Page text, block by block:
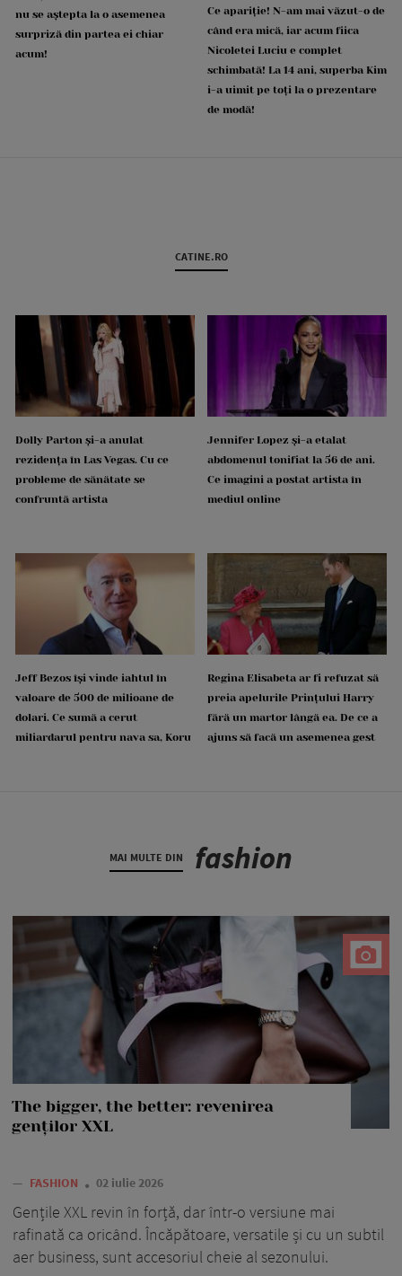
nu se aștepta la o asemenea
surpriză din partea ei chiar
acum!
Ce apariție! N-am mai văzut-o de
când era mică, iar acum fiica
Nicoletei Luciu e complet
schimbată! La 14 ani, superba Kim
i-a uimit pe toți la o prezentare
de modă!
CATINE.RO
Dolly Parton și-a anulat
rezidența în Las Vegas. Cu ce
probleme de sănătate se
confruntă artista
Jennifer Lopez și-a etalat
abdomenul tonifiat la 56 de ani.
Ce imagini a postat artista în
mediul online
Jeff Bezos își vinde iahtul în
valoare de 500 de milioane de
dolari. Ce sumă a cerut
miliardarul pentru nava sa, Koru
Regina Elisabeta ar fi refuzat să
preia apelurile Prințului Harry
fără un martor lângă ea. De ce a
ajuns să facă un asemenea gest
MAI MULTE DIN fashion
The bigger, the better: revenirea
genților XXL
— FASHION 02 iulie 2026
Gențile XXL revin în forță, dar într-o versiune mai
rafinată ca oricând. Încăpătoare, versatile și cu un subtil
aer business, sunt accesoriul cheie al sezonului.